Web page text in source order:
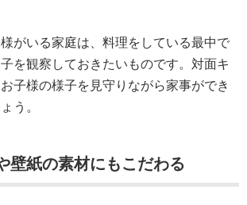
がいる家庭は、料理をしている最中で
を観察しておきたいものです。対面キ
子様の様子を見守りながら家事ができ
う。
壁紙の素材にもこだわる